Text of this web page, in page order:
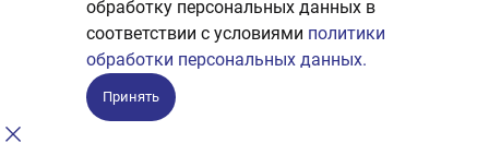
обработку персональных данных в
соответствии с условиями политики
обработки персональных данных.
Принять